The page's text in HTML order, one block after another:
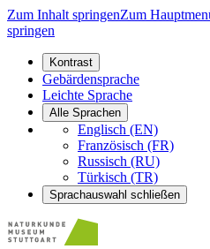
Zum Inhalt springenZum
springen
Kontrast
Gebärdensprache
Leichte Sprache
Alle Sprachen
Englisch (EN)
Französisch (FR)
Russisch (RU)
Türkisch (TR)
Sprachauswahl schließen